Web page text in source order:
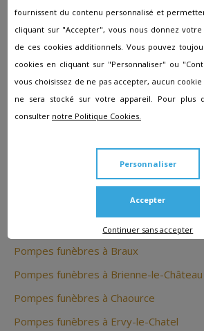
Les autres agences
de Nogent-sur-Seine
Pompes funèbres à Bar-sur-Aube
Pompes funèbres à Bar-sur-Seine
Pompes funèbres à Bouilly
Pompes funèbres à Braux
Pompes funèbres à Brienne-le-Château
Pompes funèbres à Chaource
Pompes funèbres à Ervy-le-Chatel
fournissent du contenu personnalisé et
cliquant sur "Accepter", vous nous donnez
de ces cookies additionnels. Vous pouvez
cookies en cliquant sur "Personnaliser" ou
vous choisissez de ne pas accepter, aucun
ne sera stocké sur votre appareil. Pour plus
consulter notre Politique Cookies.
Continuer sans accepter
Personnaliser
Accepter